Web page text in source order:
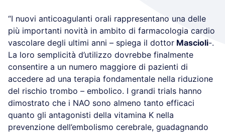
“I nuovi anticoagulanti orali rappresentano una delle
più importanti novità in ambito di farmacologia cardio
vascolare degli ultimi anni – spiega il dottor Mascioli-.
La loro semplicità d’utilizzo dovrebbe finalmente
consentire a un numero maggiore di pazienti di
accedere ad una terapia fondamentale nella riduzione
del rischio trombo – embolico. I grandi trials hanno
dimostrato che i NAO sono almeno tanto efficaci
quanto gli antagonisti della vitamina K nella
prevenzione dell’embolismo cerebrale, guadagnando